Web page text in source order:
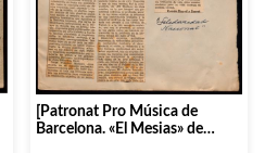
[Patronat Pro Música de
Barcelona. «El Mesias» de